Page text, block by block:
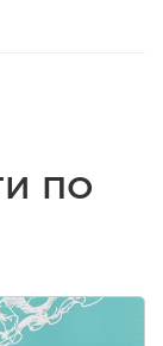
по